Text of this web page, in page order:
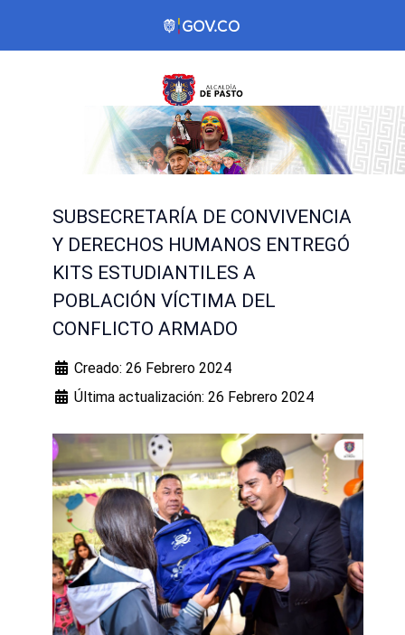
SUBSECRETARÍA DE CONVIVENCIA
Y DERECHOS HUMANOS ENTREGÓ
KITS ESTUDIANTILES A
POBLACIÓN VÍCTIMA DEL
CONFLICTO ARMADO
Creado: 26 Febrero 2024
Última actualización: 26 Febrero 2024